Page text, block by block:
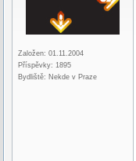
Založen: 01.11.2004
Příspěvky: 1895
Bydliště: Nekde v Praze